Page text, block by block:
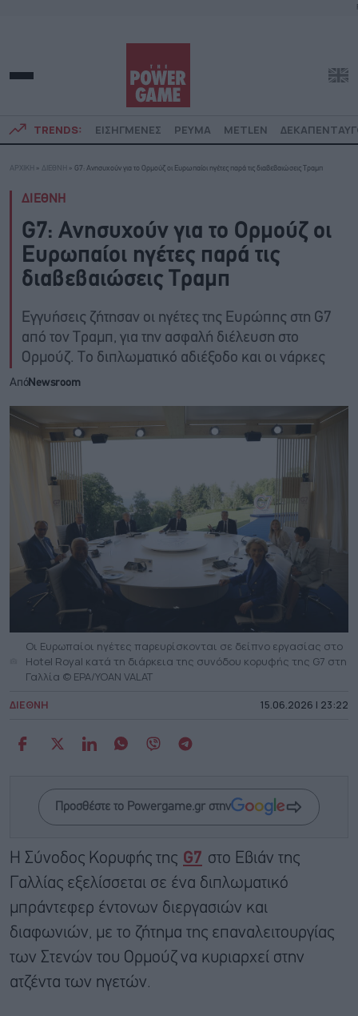
TRENDS: ΕΙΣΗΓΜΕΝΕΣ ΡΕΥΜΑ METLEN
ΑΡΧΙΚΗ » ΔΙΕΘΝΗ » G7: Ανησυχούν για το Ορμούζ οι Ευρωπαίοι ηγέτες παρά τις διαβεβαιώσεις Τραμπ
ΔΙΕΘΝΗ
G7: Ανησυχούν για το Ορμούζ οι
Ευρωπαίοι ηγέτες παρά τις
διαβεβαιώσεις Τραμπ
Εγγυήσεις ζήτησαν οι ηγέτες της Ευρώπης στη G7
από τον Τραμπ, για την ασφαλή διέλευση στο
Ορμούζ. Το διπλωματικό αδιέξοδο και οι νάρκες
ΑπόNewsroom
Οι Ευρωπαίοι ηγέτες παρευρίσκονται σε δείπνο εργασίας στο
Hotel Royal κατά τη διάρκεια της συνόδου κορυφής της G7 στη
Γαλλία © EPA/YOAN VALAT
ΔΙΕΘΝΗ 15.06.2026 | 23:22
Προσθέστε το Powergame.gr στην
Η Σύνοδος Κορυφής της G7 στο Εβιάν της
Γαλλίας εξελίσσεται σε ένα διπλωματικό
μπράντεφερ έντονων διεργασιών και
διαφωνιών, με το ζήτημα της επαναλειτουργίας
των Στενών του Ορμούζ να κυριαρχεί στην
ατζέντα των ηγετών.